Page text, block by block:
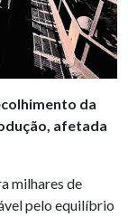
da
afetada
milhares de
pelo equilíbrio